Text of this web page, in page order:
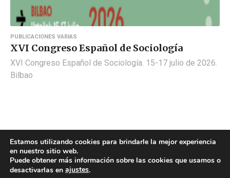
PUBLICACIONES VARIAS
XVI Congreso Español de Sociología
XVI Congreso Español de Sociología. 15-17 julio de 2026.
Bilbao
POLÍTICA DE COOKIES POLÍTICA DE PRIVACIDAD
Estamos utilizando cookies para brindarle la mejor experiencia
en nuestro sitio web.
Puede obtener más información sobre las cookies que usamos o
desactivarlas en ajustes.